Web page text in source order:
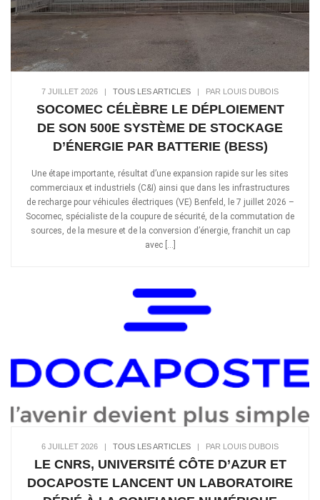
7 JUILLET 2026 | TOUS LES ARTICLES | PAR LOUIS DUBOIS
SOCOMEC CÉLÈBRE LE DÉPLOIEMENT
DE SON 500E SYSTÈME DE STOCKAGE
D’ÉNERGIE PAR BATTERIE (BESS)
Une étape importante, résultat d’une expansion rapide sur les sites
commerciaux et industriels (C&I) ainsi que dans les infrastructures
de recharge pour véhicules électriques (VE) Benfeld, le 7 juillet 2026 –
Socomec, spécialiste de la coupure de sécurité, de la commutation de
sources, de la mesure et de la conversion d’énergie, franchit un cap
avec […]
6 JUILLET 2026 TOUS LES ARTICLES PAR LOUIS DUBOIS
LE CNRS, UNIVERSITÉ CÔTE D’AZUR ET
DOCAPOSTE LANCENT UN LABORATOIRE